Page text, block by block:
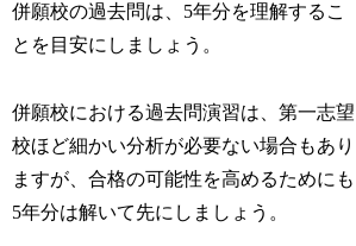
併願校の過去問は、5年分を理解するこ
とを目安にしましょう。
併願校における過去問演習は、第一志望
校ほど細かい分析が必要ない場合もあり
ますが、合格の可能性を高めるためにも
5年分は解いて先にしましょう。